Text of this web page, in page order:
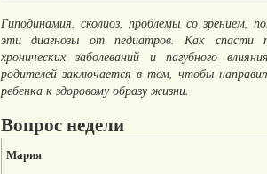
Гиподинамия, сколиоз, проблемы со
эти диагнозы от педиатров. Как спасти
хронических заболеваний и пагубного
родителей заключается в том, чтобы
ребенка к здоровому образу жизни.
Вопрос недели
Мария